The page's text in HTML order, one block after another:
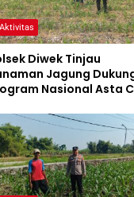
Aktivitas
Diwek Tinjau
Jagung
Nasional Asta